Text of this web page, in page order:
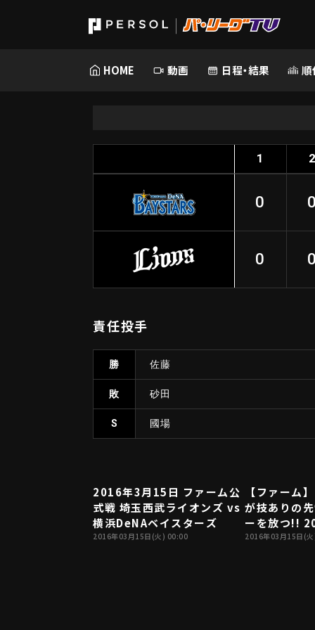
HOME 動画 日程・結果 順
1
0
0
責任投手
勝 佐藤
敗 砂田
S 國場
2016年3月15日 ファーム公
式戦 埼玉西武ライオンズ vs
横浜DeNAベイスターズ
2016年03月15日(火) 00:00
【ファーム
が技ありの
ーを放つ!!
DB(ファー
2016年03月15日(